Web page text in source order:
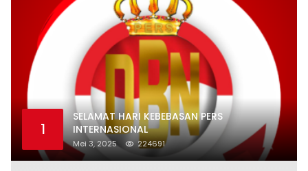
1
SELAMAT HARI KEBEBASAN PERS
INTERNASIONAL
Mei 3, 2025 224691